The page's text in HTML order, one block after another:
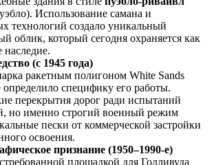
Использование самана и
технологий создало уникальный
облик, который сегодня охраняется как
наследие.
(с 1945 года)
ракетным полигоном White Sands
определило специфику его работы.
перекрытия дорог ради испытаний
но именно строгий военный режим
пески от коммерческой застройки
освоения.
признание (1950–1990-е)
площадкой для Голливуда